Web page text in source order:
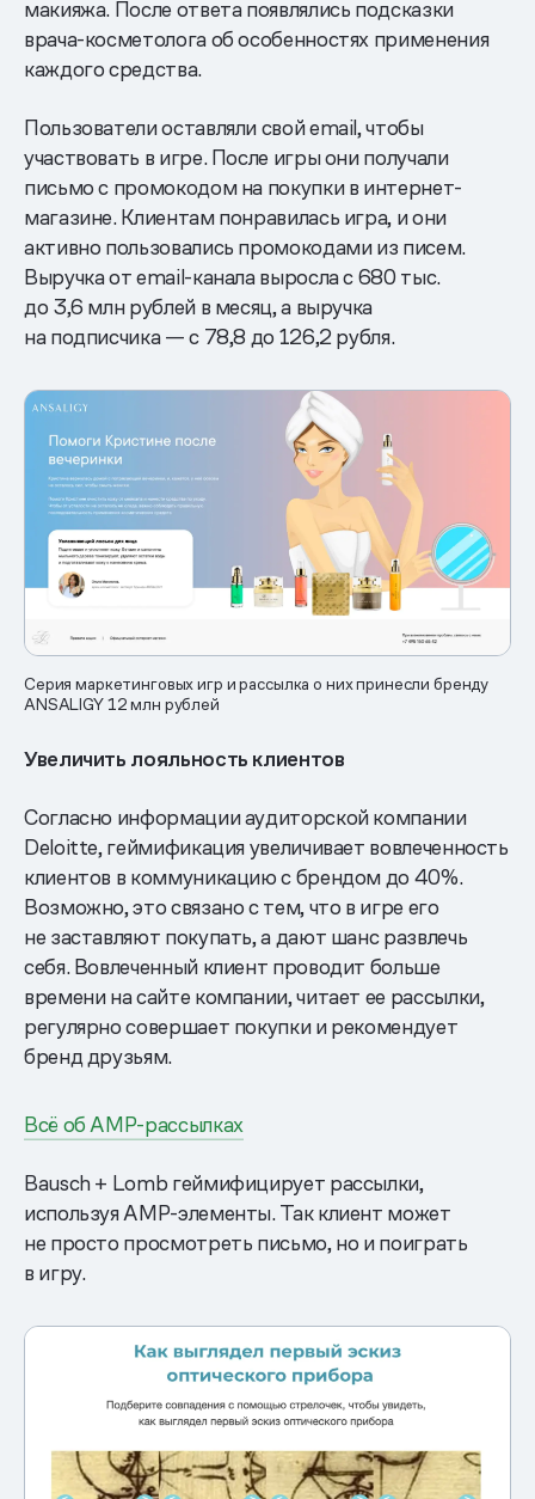
макияжа. После ответа появлялись подсказки
врача-косметолога об особенностях применения
каждого средства.
Пользователи оставляли свой email, чтобы
участвовать в игре. После игры они получали
письмо с промокодом на покупки в интернет-
магазине. Клиентам понравилась игра, и они
активно пользовались промокодами из писем.
Выручка от email-канала выросла с 680 тыс.
до 3,6 млн рублей в месяц, а выручка
на подписчика — с 78,8 до 126,2 рубля.
Серия маркетинговых игр и рассылка о них принесли бренду
ANSALIGY 12 млн рублей
Увеличить лояльность клиентов
Согласно информации аудиторской компании
Deloitte, геймификация увеличивает вовлеченность
клиентов в коммуникацию с брендом до 40%.
Возможно, это связано с тем, что в игре его
не заставляют покупать, а дают шанс развлечь
себя. Вовлеченный клиент проводит больше
времени на сайте компании, читает ее рассылки,
регулярно совершает покупки и рекомендует
бренд друзьям.
Всё об AMP-рассылках
Bausch + Lomb геймифицирует рассылки,
используя AMP-элементы. Так клиент может
не просто просмотреть письмо, но и поиграть
в игру.